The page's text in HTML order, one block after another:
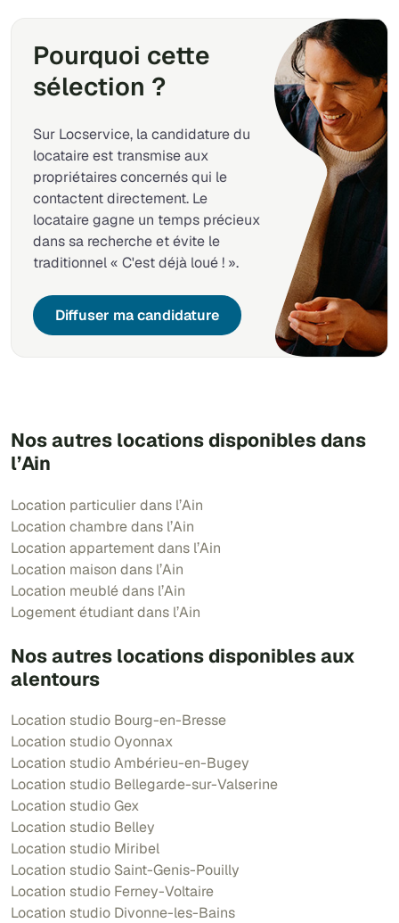
Pourquoi cette
sélection ?
Sur Locservice, la candidature du
locataire est transmise aux
propriétaires concernés qui le
contactent directement. Le
locataire gagne un temps précieux
dans sa recherche et évite le
traditionnel « C'est déjà loué ! ».
Diffuser ma candidature
Nos autres locations disponibles dans
l’Ain
Location particulier dans l’Ain
Location chambre dans l’Ain
Location appartement dans l’Ain
Location maison dans l’Ain
Location meublé dans l’Ain
Logement étudiant dans l’Ain
Nos autres locations disponibles aux
alentours
Location studio Bourg-en-Bresse
Location studio Oyonnax
Location studio Ambérieu-en-Bugey
Location studio Bellegarde-sur-Valserine
Location studio Gex
Location studio Belley
Location studio Miribel
Location studio Saint-Genis-Pouilly
Location studio Ferney-Voltaire
Location studio Divonne-les-Bains